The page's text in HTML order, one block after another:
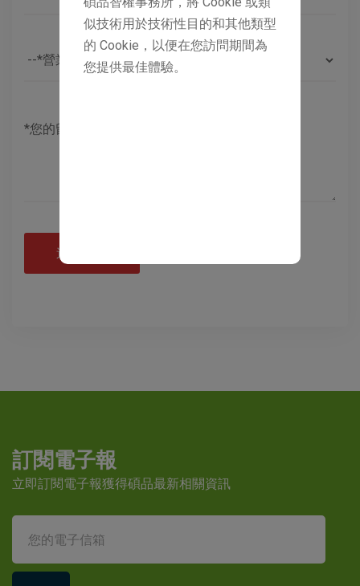
似技術用於技術性目的和其他類型
的 Cookie，以便在您訪問期間為
您提供最佳體驗。
送出諮詢
訂閱電子報
立即訂閱電子報獲得碩品最新相關資訊